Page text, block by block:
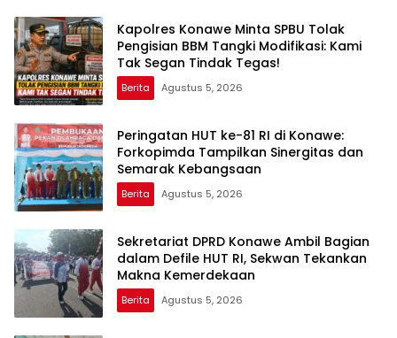
Kapolres Konawe Minta SPBU Tolak
Pengisian BBM Tangki Modifikasi: Kami
Tak Segan Tindak Tegas!
Berita Agustus 5, 2026
Peringatan HUT ke-81 RI di Konawe:
Forkopimda Tampilkan Sinergitas dan
Semarak Kebangsaan
Berita Agustus 5, 2026
Sekretariat DPRD Konawe Ambil Bagian
dalam Defile HUT RI, Sekwan Tekankan
Makna Kemerdekaan
Berita Agustus 5, 2026